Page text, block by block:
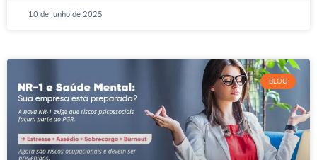
10 de junho de 2025
BLOG